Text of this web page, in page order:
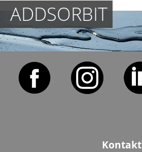
ADDSORBIT
Kontakt